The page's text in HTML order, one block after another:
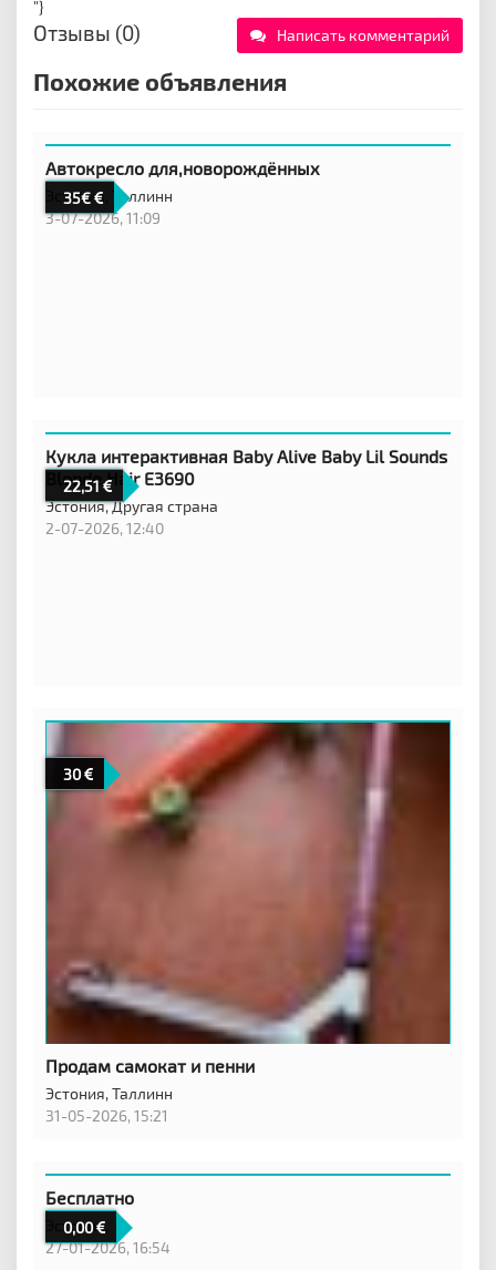
"}
Отзывы (0) Написать комментарий
Похожие объявления
35€
Автокресло для,новорождённых
Эстония,
Таллинн
3-07-2026, 11:09
22,51
Кукла интерактивная Baby Alive Baby Lil Sounds
Blonde Hair E3690
Эстония,Другая страна
2-07-2026, 12:40
30
Продам самокат и пенни
Эстония,Таллинн
31-05-2026, 15:21
0,00
Бесплатно
Эстония,
27-01-2026, 16:54